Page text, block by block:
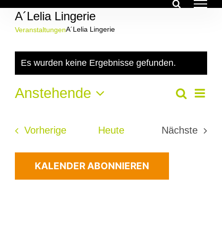
Inhalt
springen
A´Lelia Lingerie
VeranstaltungenA´Lelia Lingerie
Veranstaltungen
Hinweis
Es wurden keine Ergebnisse gefunden.
Suche
und
Suche
Liste
Anstehende
wählen.
VorherigeVeranstaltungen
Heute
Nächste
KALENDER ABONNIEREN